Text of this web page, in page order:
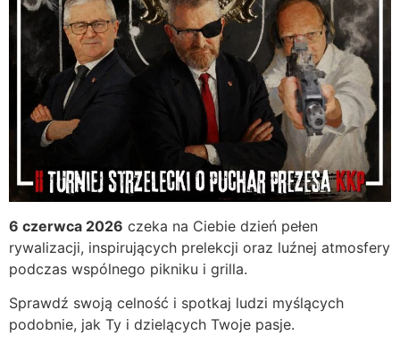
6 czerwca 2026 czeka na Ciebie dzień pełen
rywalizacji, inspirujących prelekcji oraz luźnej atmosfery
podczas wspólnego pikniku i grilla.
Sprawdź swoją celność i spotkaj ludzi myślących
podobnie, jak Ty i dzielących Twoje pasje.